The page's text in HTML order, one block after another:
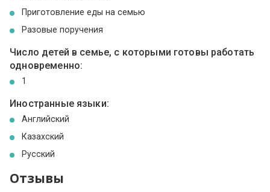
Приготовление еды на семью
Разовые поручения
Число детей в семье, с которыми готовы работать
одновременно:
1
Иностранные языки:
Английский
Казахский
Русский
Отзывы